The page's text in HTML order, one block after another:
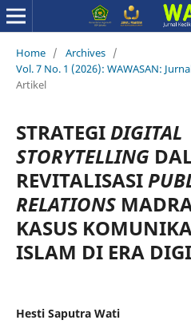
Home / Archives /
Vol. 7 No. 1 (2026): WAWASAN:
Artikel
STRATEGIDIGITAL
STORYTELLING
REVITALISASI
RELATIONS
KASUS
ISLAM DI ERA
Hesti Saputra Wati